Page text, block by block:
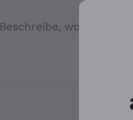
Beschreibe, wonach du